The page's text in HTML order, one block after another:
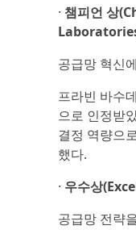
· 챔피언 상
공급망 혁신
프라빈 바수
으로 인정받
결정 역량으
했다.
· 우수상
공급망 전략